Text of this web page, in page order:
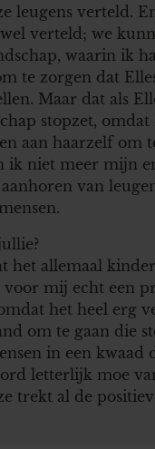
leugens verteld.
verteld; we
waarin ik
te zorgen dat
Maar dat als
stopzet, omdat
aan haarzelf om
ik niet meer mijn
van
het allemaal
voor mij echt een
het heel erg
om te gaan die
in een kwaad
letterlijk moe
trekt al de